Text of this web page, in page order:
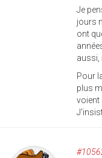
Je
jours
ont
aussi,
Pour
plus
voient